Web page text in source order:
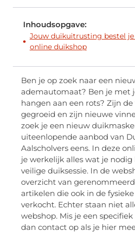
Inhoudsopgave:
Jouw duikuitrusting bestel
online duikshop
Ben je op zoek naar een
ademautomaat? Ben je met
hangen aan een rots? Zijn
gegroeid en zijn nieuwe
zoek je een nieuw
uiteenlopende aanbod van
Aalscholvers eens. In deze
je werkelijk alles wat je nodig
veilige duiksessie. In de
overzicht van
artikelen die ook in de
verkocht. Echter staan niet
webshop. Mis je een
dan contact op als je hier